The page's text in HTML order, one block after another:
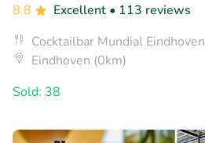
8.8
Excellent • 113 reviews
Cocktailbar Mundial Eindhoven
Eindhoven (0km)
Sold: 38